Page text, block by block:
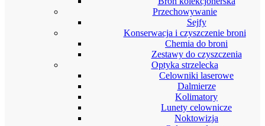
Przechowywanie
Sejfy
Konserwacja i czyszczenie broni
Chemia do broni
Zestawy do czyszczenia
Optyka strzelecka
Celowniki laserowe
Dalmierze
Kolimatory
Lunety celownicze
Noktowizja